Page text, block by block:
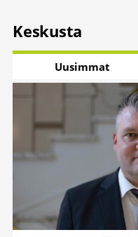
Keskusta
Uusimmat